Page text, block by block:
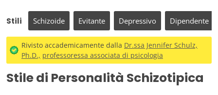
Stili Schizoide Evitante Depressivo Dipendente
Rivisto accademicamente dalla Dr.ssa Jennifer Schulz,
Ph.D., professoressa associata di psicologia
Stile di Personalità Schizotipica